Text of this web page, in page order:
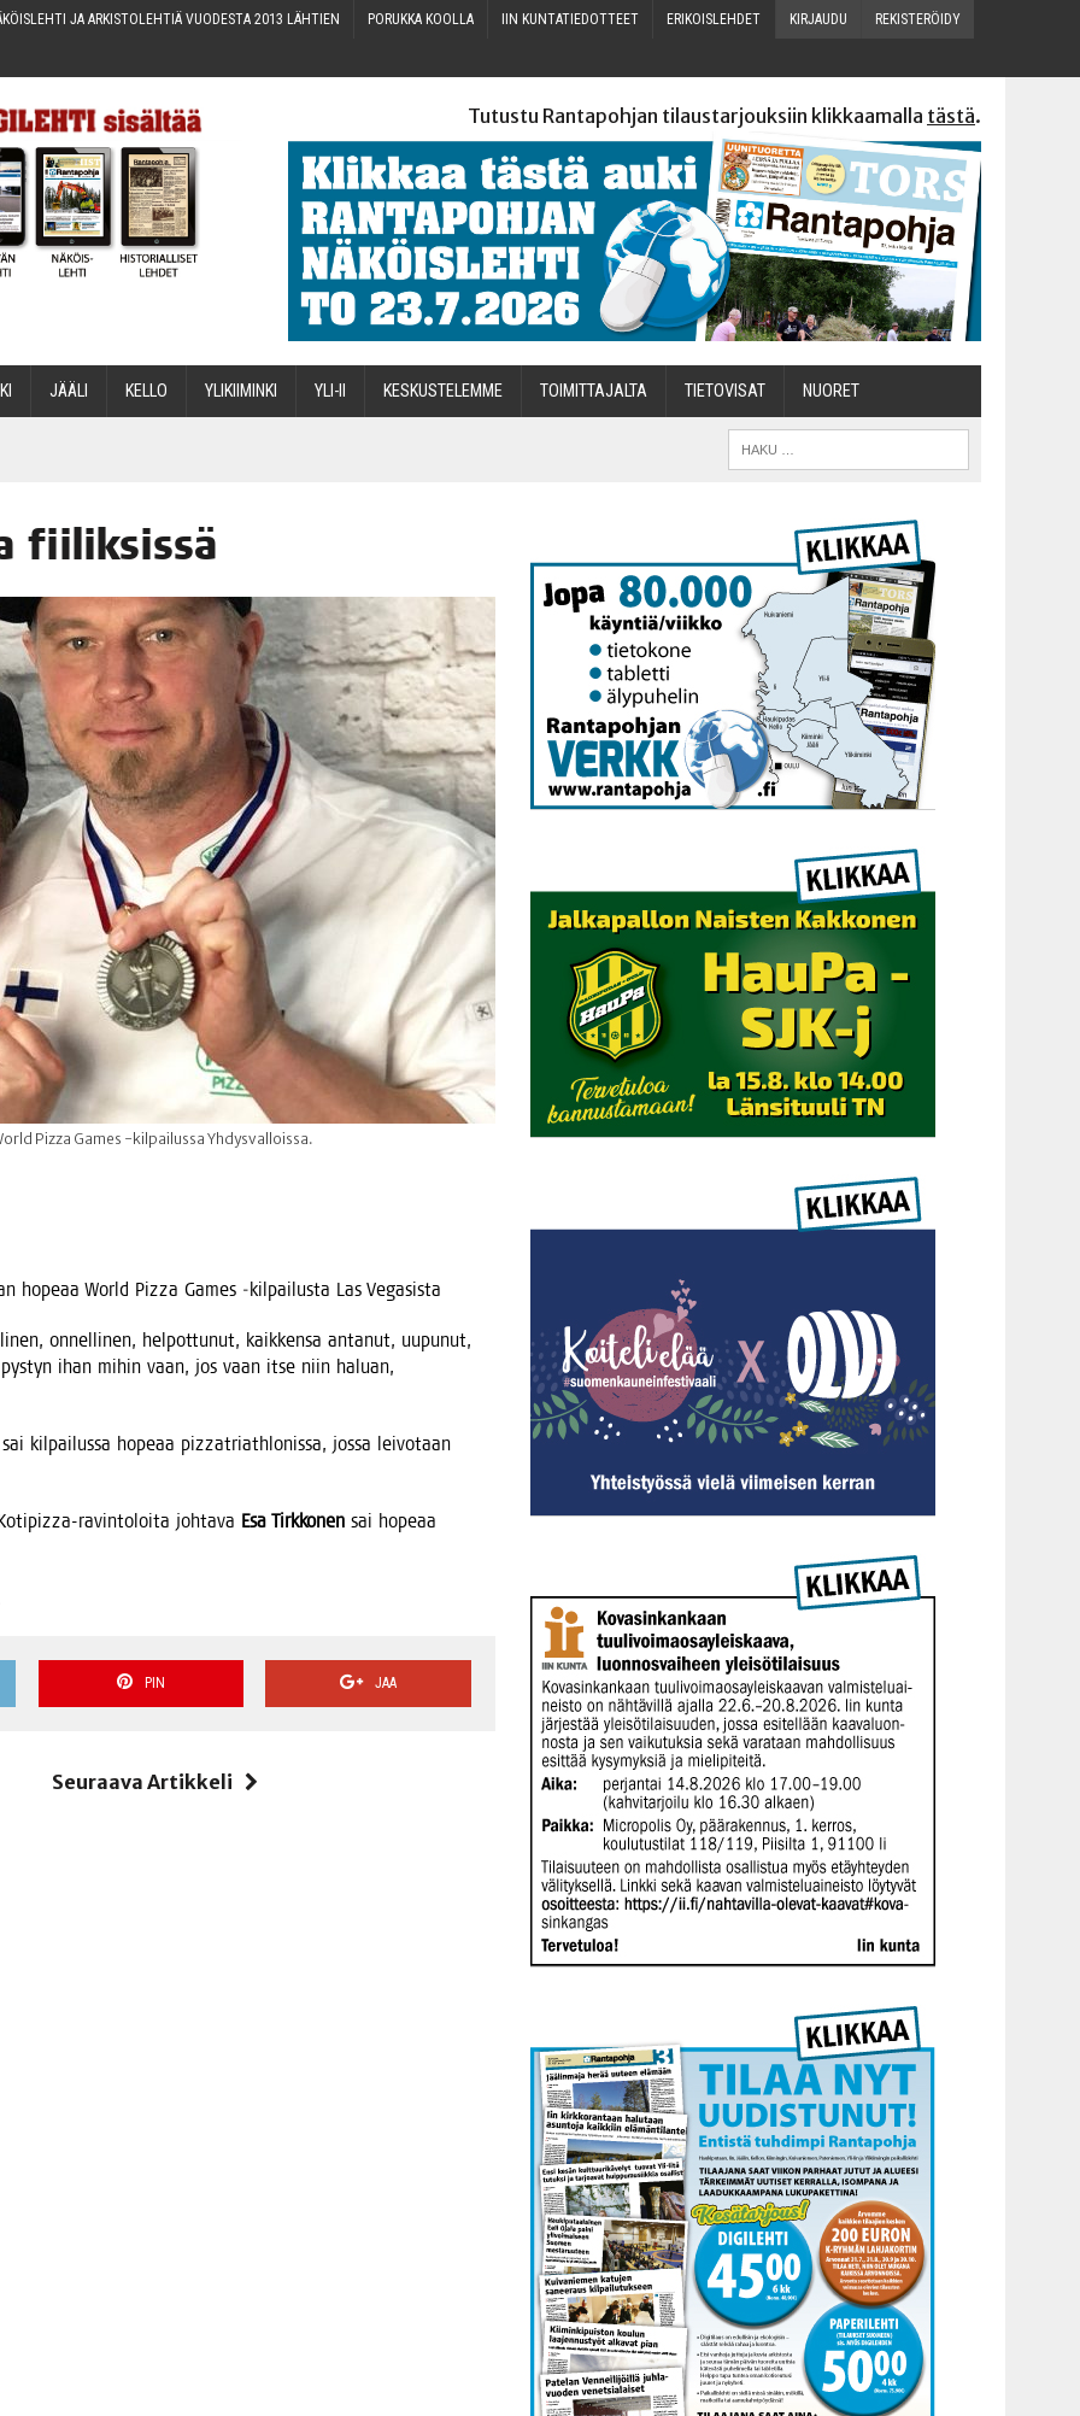
JA ARKIS­TO­LEH­TIÄ VUO­DES­TA 2013 LÄHTIEN PORUK­KA KOOLLA IIN KUN­TA­TIE­DOT­TEET ERI­KOIS­LEH­DET KIR­JAU­DU REKIS­TE­RÖI­DY
Tutustu Rantapohjan tilaustarjouksiin klikkaamalla tästä.
JÄÄ­LI KEL­LO YLI­KII­MIN­KI YLI-II KES­KUS­TE­LEM­ME TOI­MIT­TA­JAL­TA TIETOVISAT NUO­RET
fiiliksissä
Pizza Games -kilpailussa Yhdysvalloissa.
World Pizza Games ‑kil­pai­lus­ta Las Vegasista
onnel­li­nen, hel­pot­tu­nut, kaik­ken­sa anta­nut, uupu­nut,
ihan mihin vaan, jos vaan itse niin haluan,
kil­pai­lus­sa hope­aa pizzat­riath­lo­nis­sa, jos­sa lei­vo­taan
ravin­to­loi­ta joh­ta­va Esa Tirk­ko­nen sai hope­aa
PIN JAA
Seuraava Artikkeli